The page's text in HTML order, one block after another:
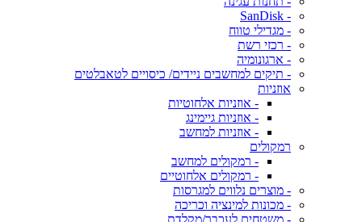
- SanDisk
- מגדילי טווח
- רכזי רשת
- ארגונומיה
- תיקים למחשבים ניידים/ כיסויים לטאבלטים
אוזניות
- אוזניות אלחוטיות
- אוזניות גיימינג
- אוזניות למחשב
רמקולים
- רמקולים למחשב
- רמקולים אלחוטיים
- מוצרים נלווים למגרסות
- מכונות למינציה וכריכה
- משטחים לעכבר/מקלדת